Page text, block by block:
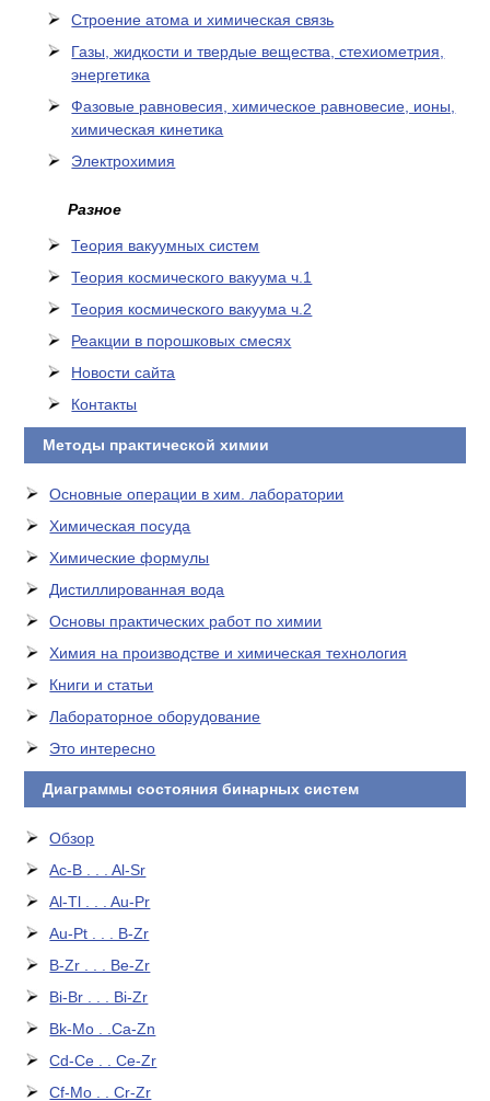
Cтроение атома и химическая связь
Газы, жидкости и твердые вещества, стехиометрия,
энергетика
Фазовые равновесия, химическое равновесие, ионы,
химическая кинетика
Электрохимия
Разное
Теория вакуумных систем
Теория космического вакуума ч.1
Теория космического вакуума ч.2
Реакции в порошковых смесях
Новости сайта
Контакты
Методы практической химии
Основные операции в хим. лаборатории
Химическая посуда
Химические формулы
Дистиллированная вода
Основы практических работ по химии
Химия на производстве и химическая технология
Книги и статьи
Лабораторное оборудование
Это интересно
Диаграммы состояния бинарных систем
Обзор
Ac-B . . . Al-Sr
Al-Tl . . . Au-Pr
Au-Pt . . . B-Zr
B-Zr . . . Be-Zr
Bi-Br . . . Bi-Zr
Bk-Mo . .Ca-Zn
Cd-Ce . . Ce-Zr
Cf-Mo . . Cr-Zr